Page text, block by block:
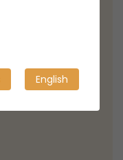
English